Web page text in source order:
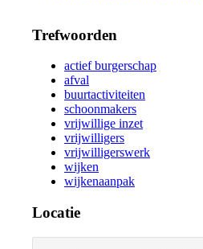
Trefwoorden
actief burgerschap
afval
buurtactiviteiten
schoonmakers
vrijwillige inzet
vrijwilligers
vrijwilligerswerk
wijken
wijkenaanpak
Locatie